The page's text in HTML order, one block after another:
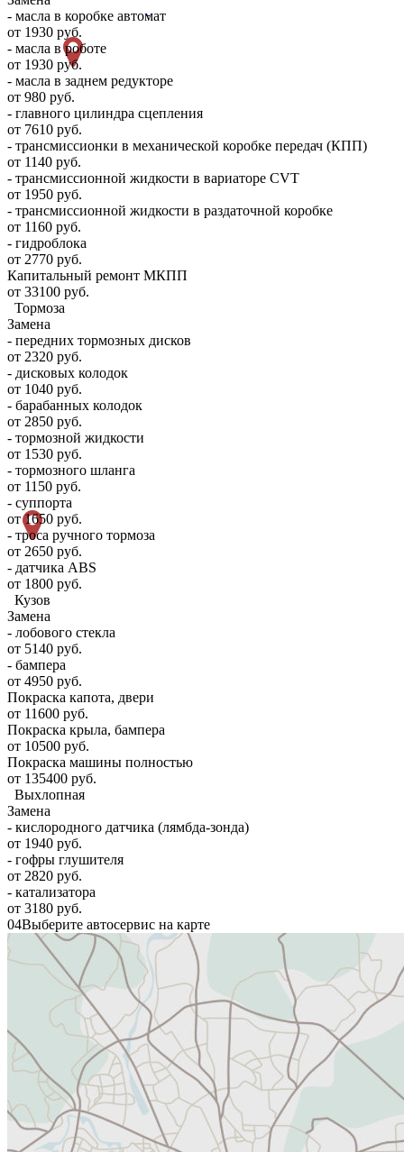
- масла в коробке автомат
от 1930 руб.
- масла в роботе
от 1930 руб.
- масла в заднем редукторе
от 980 руб.
- главного цилиндра сцепления
от 7610 руб.
- трансмиссионки в механической коробке передач (КПП)
от 1140 руб.
- трансмиссионной жидкости в вариаторе CVT
от 1950 руб.
- трансмиссионной жидкости в раздаточной коробке
от 1160 руб.
- гидроблока
от 2770 руб.
Капитальный ремонт МКПП
от 33100 руб.
Тормоза
Замена
- передних тормозных дисков
от 2320 руб.
- дисковых колодок
от 1040 руб.
- барабанных колодок
от 2850 руб.
- тормозной жидкости
от 1530 руб.
- тормозного шланга
от 1150 руб.
- суппорта
от 1650 руб.
- троса ручного тормоза
от 2650 руб.
- датчика ABS
от 1800 руб.
Кузов
Замена
- лобового стекла
от 5140 руб.
- бампера
от 4950 руб.
Покраска капота, двери
от 11600 руб.
Покраска крыла, бампера
от 10500 руб.
Покраска машины полностью
от 135400 руб.
Выхлопная
Замена
- кислородного датчика (лямбда-зонда)
от 1940 руб.
- гофры глушителя
от 2820 руб.
- катализатора
от 3180 руб.
04Выберите автосервис на карте